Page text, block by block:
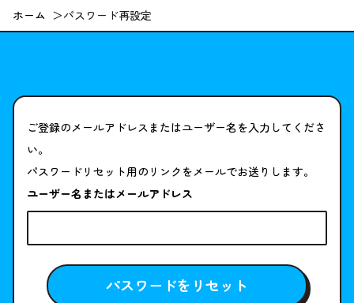
ホーム パスワード再設定
ご登録のメールアドレスまたはユーザー名を入力してくださ
い。
パスワードリセット用のリンクをメールでお送りします。
ユーザー名またはメールアドレス
パスワードをリセット